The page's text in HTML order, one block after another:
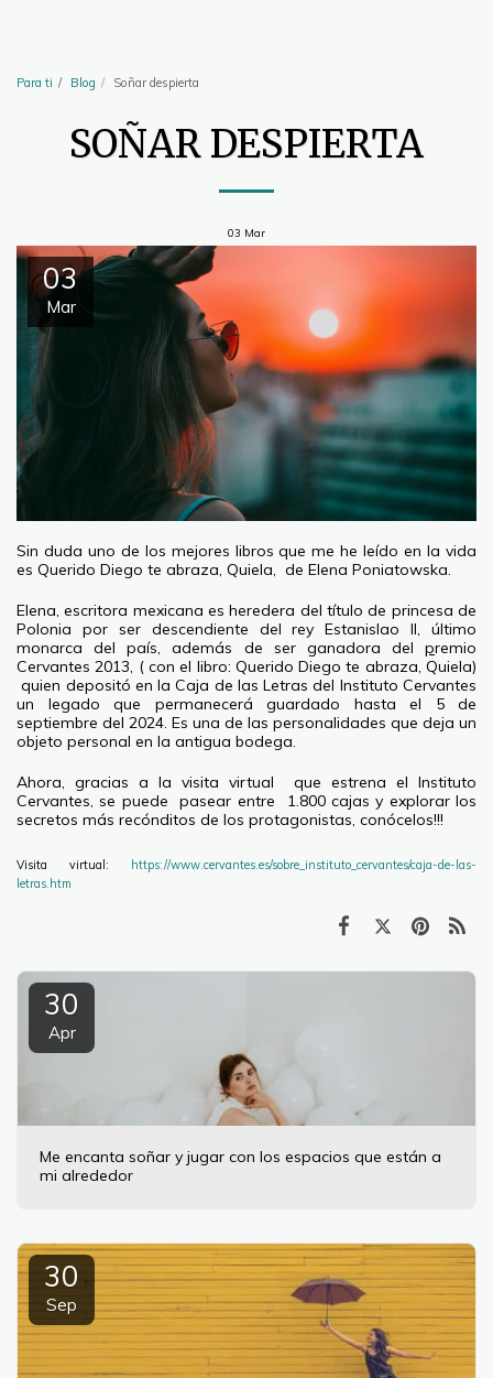
Para ti Blog Soñar despierta
SOÑAR DESPIERTA
03 Mar
03
Mar
Sin duda uno de los mejores libros que me he leído en la vida
es Querido Diego te abraza, Quiela, de Elena Poniatowska.
Elena, escritora mexicana es heredera del título de princesa de
Polonia por ser descendiente del rey Estanislao II, último
monarca del país, además de ser ganadora del premio
Cervantes 2013, ( con el libro: Querido Diego te abraza, Quiela)
quien depositó en la Caja de las Letras del Instituto Cervantes
un legado que permanecerá guardado hasta el 5 de
septiembre del 2024. Es una de las personalidades que deja un
objeto personal en la antigua bodega.
Ahora, gracias a la visita virtual que estrena el Instituto
Cervantes, se puede pasear entre 1.800 cajas y explorar los
secretos más recónditos de los protagonistas, conócelos!!!
Visita virtual:
https://www.cervantes.es/sobre_instituto_cervantes/caja-de-las-
letras.htm
30
Apr
Me encanta soñar y jugar con los espacios que están a
mi alrededor
30
Sep